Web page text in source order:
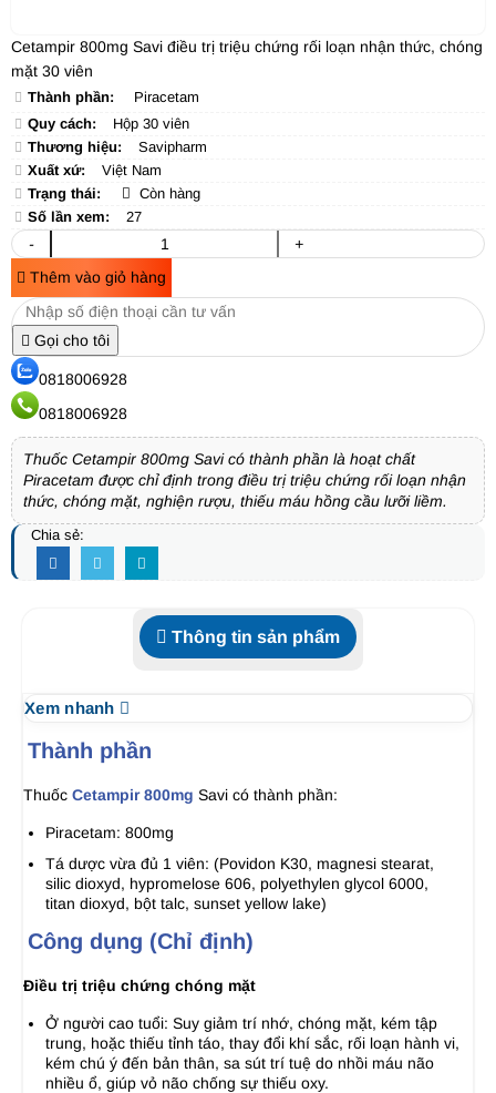
Cetampir 800mg Savi điều trị triệu chứng rối loạn nhận thức, chóng
mặt 30 viên
Thành phần:
Piracetam
Quy cách:
Hộp 30 viên
Thương hiệu:
Savipharm
Xuất xứ:
Việt Nam
Trạng thái:
Còn hàng
Số lần xem:
27
-
+
Thêm vào giỏ hàng
Gọi cho tôi
0818006928
0818006928
Thuốc Cetampir 800mg Savi có thành phần là hoạt chất
Piracetam được chỉ định trong điều trị triệu chứng rối loạn nhận
thức, chóng mặt, nghiện rượu, thiếu máu hồng cầu lưỡi liềm.
Chia sẻ:
Thông tin sản phẩm
Xem nhanh
Thành phần
Thuốc Cetampir 800mg Savi có thành phần:
Piracetam: 800mg
Tá dược vừa đủ 1 viên: (Povidon K30, magnesi stearat,
silic dioxyd, hypromelose 606, polyethylen glycol 6000,
titan dioxyd, bột talc, sunset yellow lake)
Công dụng (Chỉ định)
Điều trị triệu chứng chóng mặt
Ở người cao tuổi: Suy giảm trí nhớ, chóng mặt, kém tập
trung, hoặc thiếu tỉnh táo, thay đổi khí sắc, rối loạn hành vi,
kém chú ý đến bản thân, sa sút trí tuệ do nhồi máu não
nhiều ổ, giúp vỏ não chống sự thiếu oxy.